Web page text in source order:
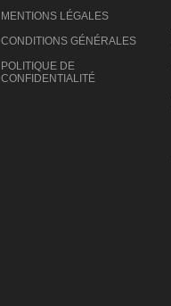
MENTIONS LÉGALES
CONDITIONS GÉNÉRALES
POLITIQUE DE
CONFIDENTIALITÉ